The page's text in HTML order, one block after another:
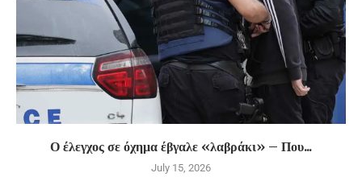
Ο έλεγχος σε όχημα έβγαλε «λαβράκι» – Που...
July 15, 2026